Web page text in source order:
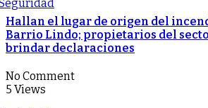
Hallan el lugar de origen del
Barrio Lindo; propietarios del
brindar declaraciones
No Comment
5 Views